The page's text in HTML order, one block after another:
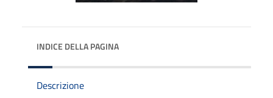
INDICE DELLA PAGINA
Descrizione